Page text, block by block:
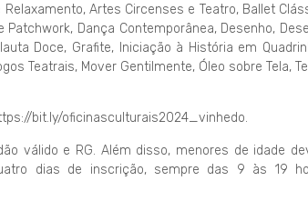
Artes Circenses e Teatro, Ballet
Dança Contemporânea, Desenho,
Doce, Grafite, Iniciação à História em
Teatrais, Mover Gentilmente, Óleo sobre Tela,
bit.ly/oficinasculturais2024_vinhedo.
válido e RG. Além disso, menores de idade
dias de inscrição, sempre das 9 às 19